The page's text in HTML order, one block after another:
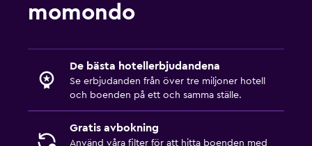
momondo
De bästa hotellerbjudandena
Se erbjudanden från över tre miljoner hotell
och boenden på ett och samma ställe.
Gratis avbokning
Använd våra filter för att hitta boenden med